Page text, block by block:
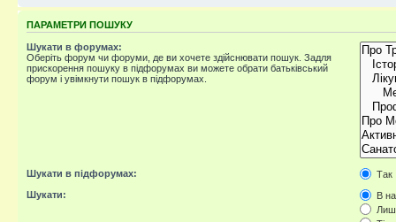
ПАРАМЕТРИ ПОШУКУ
Шукати в форумах:
Оберіть форум чи форуми, де ви хочете здійснювати пошук. Задля
прискорення пошуку в підфорумах ви можете обрати батьківський
форум і увімкнути пошук в підфорумах.
Шукати в підфорумах:
Так
Шукати:
В